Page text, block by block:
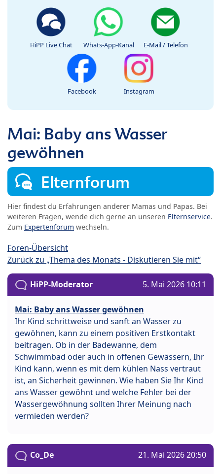
HiPP Live Chat Whats-App-Kanal E-Mail / Telefon
Facebook Instagram
Mai: Baby ans Wasser
gewöhnen
Elternforum
Hier findest du Erfahrungen anderer Mamas und Papas. Bei
weiteren Fragen, wende dich gerne an unseren Elternservice.
Zum Expertenforum wechseln.
Foren-Übersicht
Zurück zu „Thema des Monats - Diskutieren Sie mit“
HiPP-Moderator 5. Mai 2026 10:11
Mai: Baby ans Wasser gewöhnen
Ihr Kind schrittweise und sanft an Wasser zu
gewöhnen, kann zu einem positiven Erstkontakt
beitragen. Ob in der Badewanne, dem
Schwimmbad oder auch in offenen Gewässern, Ihr
Kind kann, wenn es mit dem kühlen Nass vertraut
ist, an Sicherheit gewinnen. Wie haben Sie Ihr Kind
ans Wasser gewöhnt und welche Fehler bei der
Wassergewöhnung sollten Ihrer Meinung nach
vermieden werden?
Co_De 21. Mai 2026 20:50